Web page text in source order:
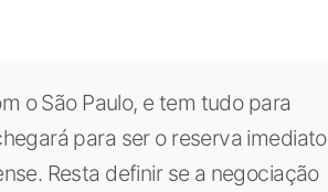
o São Paulo, e tem tudo para
para ser o reserva imediato
Resta definir se a negociação